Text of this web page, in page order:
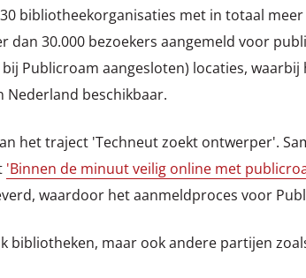
bibliotheekorganisaties met in totaal
dan 30.000 bezoekers aangemeld voor
Publicroam aangesloten) locaties,
Nederland beschikbaar.
het traject 'Techneut zoekt ontwerper'.
'Binnen de minuut veilig online met
waardoor het aanmeldproces voor
bibliotheken, maar ook andere partijen